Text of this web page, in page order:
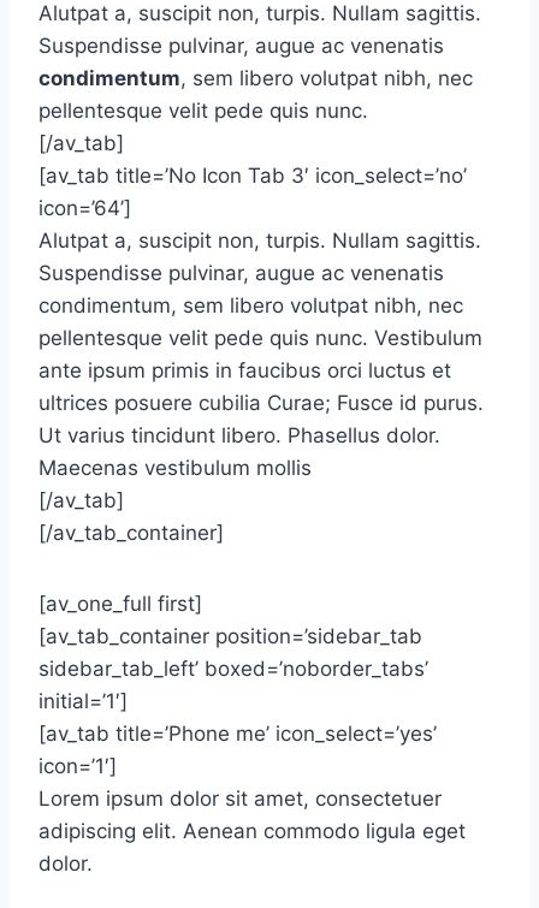
Alutpat a, suscipit non, turpis. Nullam sagittis.
Suspendisse pulvinar, augue ac venenatis
condimentum, sem libero volutpat nibh, nec
pellentesque velit pede quis nunc.
[/av_tab]
[av_tab title=’No Icon Tab 3′ icon_select=’no’
icon=’64’]
Alutpat a, suscipit non, turpis. Nullam sagittis.
Suspendisse pulvinar, augue ac venenatis
condimentum, sem libero volutpat nibh, nec
pellentesque velit pede quis nunc. Vestibulum
ante ipsum primis in faucibus orci luctus et
ultrices posuere cubilia Curae; Fusce id purus.
Ut varius tincidunt libero. Phasellus dolor.
Maecenas vestibulum mollis
[/av_tab]
[/av_tab_container]
[av_one_full first]
[av_tab_container position=’sidebar_tab
sidebar_tab_left’ boxed=’noborder_tabs’
initial=’1′]
[av_tab title=’Phone me’ icon_select=’yes’
icon=’1′]
Lorem ipsum dolor sit amet, consectetuer
adipiscing elit. Aenean commodo ligula eget
dolor.